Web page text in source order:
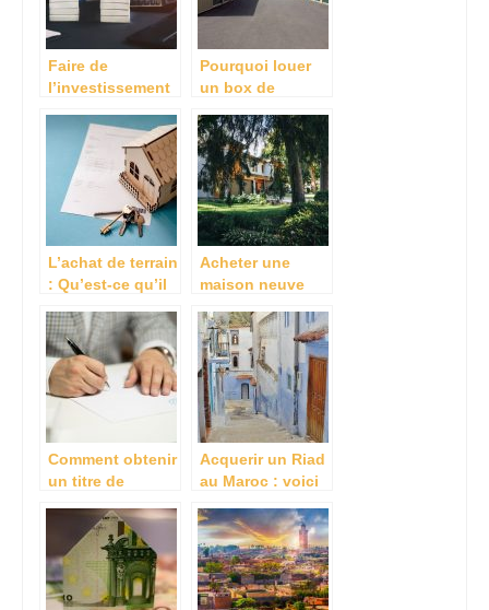
Faire de
l’investissement
réussir ?
Pourquoi louer
un box de
L’achat de terrain
: Qu’est-ce qu’il
?
Acheter une
maison neuve
faites appel a un
promoteur
immobilier
Comment obtenir
un titre de
Acquerir un Riad
au Maroc : voici
conseils utiles